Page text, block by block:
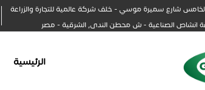
الخامس شارع سميرة موسي - خلف شركة عالمية للتجارة والزراعة
انشاص الصناعية - ش محطن الندى, الشرقية - مصر
الرئيسية